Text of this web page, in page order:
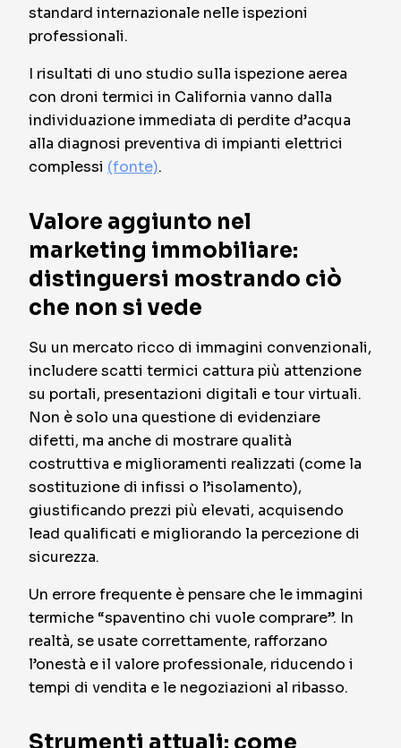
standard internazionale nelle ispezioni
professionali.
I risultati di uno studio sulla ispezione aerea
con droni termici in California vanno dalla
individuazione immediata di perdite d’acqua
alla diagnosi preventiva di impianti elettrici
complessi (fonte).
Valore aggiunto nel
marketing immobiliare:
distinguersi mostrando ciò
che non si vede
Su un mercato ricco di immagini convenzionali,
includere scatti termici cattura più attenzione
su portali, presentazioni digitali e tour virtuali.
Non è solo una questione di evidenziare
difetti, ma anche di mostrare qualità
costruttiva e miglioramenti realizzati (come la
sostituzione di infissi o l’isolamento),
giustificando prezzi più elevati, acquisendo
lead qualificati e migliorando la percezione di
sicurezza.
Un errore frequente è pensare che le immagini
termiche “spaventino chi vuole comprare”. In
realtà, se usate correttamente, rafforzano
l’onestà e il valore professionale, riducendo i
tempi di vendita e le negoziazioni al ribasso.
Strumenti attuali: come